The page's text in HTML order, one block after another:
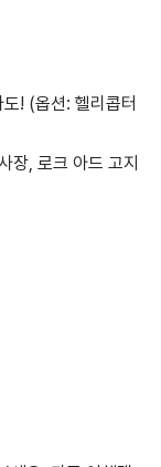
! (옵션: 헬리콥터
장, 로크 아드 고지